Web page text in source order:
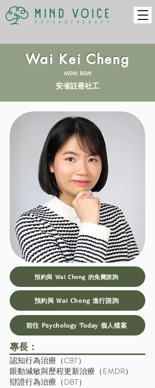
Wai Kei Cheng
MSW, RSW
安省註冊社工
預約與 Wai Cheng 的免費諮詢
預約與 Wai Cheng 進行諮詢
前往 Psychology Today 個人檔案
專長：
認知行為治療（CBT）
眼動減敏與歷程更新治療（EMDR）
辯證行為治療（DBT）